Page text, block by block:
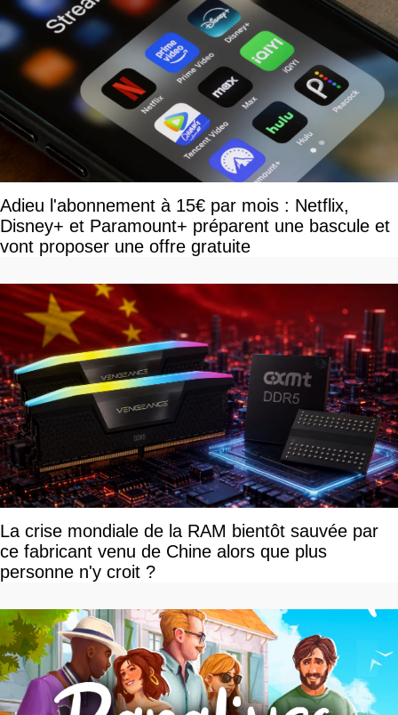
Adieu l'abonnement à 15€ par mois : Netflix,
Disney+ et Paramount+ préparent une bascule et
vont proposer une offre gratuite
La crise mondiale de la RAM bientôt sauvée par
ce fabricant venu de Chine alors que plus
personne n'y croit ?